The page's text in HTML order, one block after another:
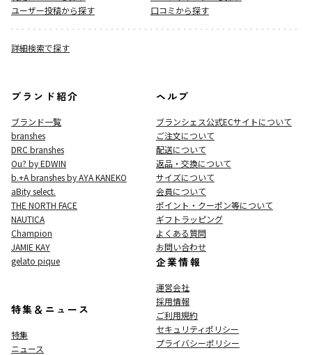
ユーザー投稿から探す
口コミから探す
詳細検索で探す
ブランド紹介
ブランド一覧
branshes
DRC branshes
Ou? by EDWIN
b.+A branshes by AYA KANEKO
aBity select.
THE NORTH FACE
NAUTICA
Champion
JAMIE KAY
gelato pique
特集＆ニュース
特集
ニュース
ヘルプ
ブランシェス公式ECサイトについて
ご注文について
配送について
返品・交換について
サイズについて
会員について
ポイント・クーポン等について
ギフトラッピング
よくある質問
お問い合わせ
企業情報
運営会社
採用情報
ご利用規約
セキュリティポリシー
プライバシーポリシー